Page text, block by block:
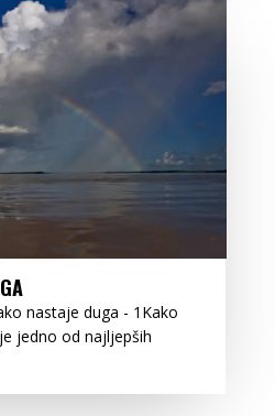
nastaje duga - 1Kako
jedno od najljepših